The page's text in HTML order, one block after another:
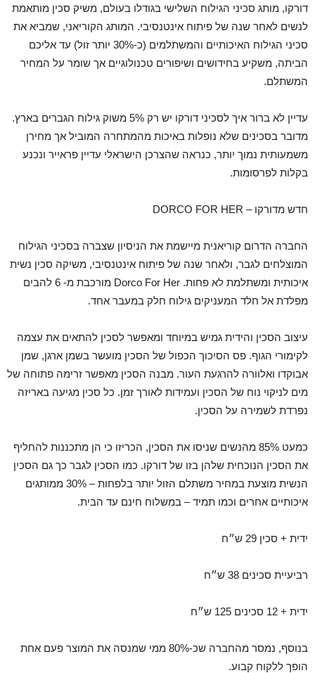
דורקו, מותג סכיני הגילוח השלישי בגודלו בעולם, משיק סכין מותאמת
לנשים לאחר שנה של פיתוח אינטנסיבי. המותג הקוריאני, שמביא את
סכיני הגילוח האיכותיים והמשתלמים (כ-30% יותר זול) עד אליכם
הביתה, משקיע בחידושים ושיפורים טכנולוגיים אך שומר על המחיר
המשתלם.
עדיין לא ברור איך לסכיני דורקו יש רק 5% משוק גילוח הגברים בארץ.
מדובר בסכינים שלא נופלות באיכות מהמתחרה המוביל אך מחירן
משמעותית נמוך יותר, כנראה שהצרכן הישראלי עדיין פראייר ונכנע
בקלות לפרסומות.
חדש מדורקו – DORCO FOR HER
החברה הדרום קוריאנית מיישמת את הניסיון שצברה בסכיני הגילוח
המוצלחים לגבר, ולאחר שנה של פיתוח אינטנסיבי, משיקה סכין נשית
איכותית ומשתלמת לא פחות. Dorco For Her מורכבת מ- 6 להבים
מפלדת אל חלד המעניקים גילוח חלק במעבר אחד.
עיצוב הסכין והידית גמיש במיוחד ומאפשר לסכין להתאים את עצמה
לקימורי הגוף. פס הסיכוך הכפול של הסכין מועשר בשמן ארגן, שמן
אבוקדו ואלוורה להרגעת העור. מבנה הסכין מאפשר זרימה פתוחה של
מים לניקוי נוח של הסכין ועמידות לאורך זמן. כל סכין מגיעה באריזה
נפרדת לשמירה על הסכין.
כמעט 85% מהנשים שניסו את הסכין, הכריזו כי הן מתכננות להחליף
את הסכין הנוכחית שלהן בזו של דורקו. כמו הסכין לגבר כך גם הסכין
הנשית מוצעת במחיר משתלם הזול יותר בלפחות – 30% ממותגים
איכותיים אחרים וכמו תמיד – במשלוח חינם עד הבית.
ידית + סכין 29 ש״ח
רביעיית סכינים 38 ש״ח
ידית + 12 סכינים 125 ש״ח
בנוסף, נמסר מהחברה שכ-80% ממי שמנסה את המוצר פעם אחת
הופך ללקוח קבוע.